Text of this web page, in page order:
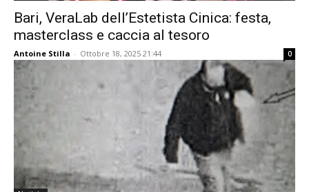
Bari, VeraLab dell’Estetista Cinica: festa,
masterclass e caccia al tesoro
Antoine Stilla - Ottobre 18, 2025 21:44 0